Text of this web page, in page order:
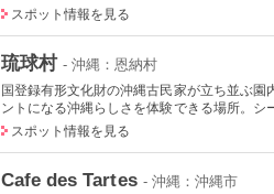
スポット情報を見る
琉球村 - 沖縄：恩納村
国登録有形文化財の沖縄古民家が立ち並ぶ
ントになる沖縄らしさを体験できる場所。シ
スポット情報を見る
Cafe des Tartes - 沖縄：沖縄市